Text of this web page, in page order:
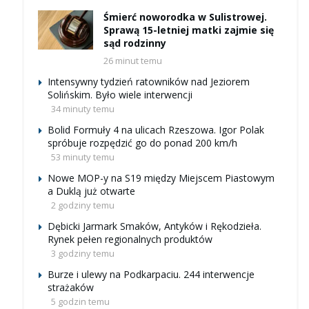
Śmierć noworodka w Sulistrowej.
Sprawą 15-letniej matki zajmie się
sąd rodzinny
26 minut temu
Intensywny tydzień ratowników nad Jeziorem
Solińskim. Było wiele interwencji
34 minuty temu
Bolid Formuły 4 na ulicach Rzeszowa. Igor Polak
spróbuje rozpędzić go do ponad 200 km/h
53 minuty temu
Nowe MOP-y na S19 między Miejscem Piastowym
a Duklą już otwarte
2 godziny temu
Dębicki Jarmark Smaków, Antyków i Rękodzieła.
Rynek pełen regionalnych produktów
3 godziny temu
Burze i ulewy na Podkarpaciu. 244 interwencje
strażaków
5 godzin temu